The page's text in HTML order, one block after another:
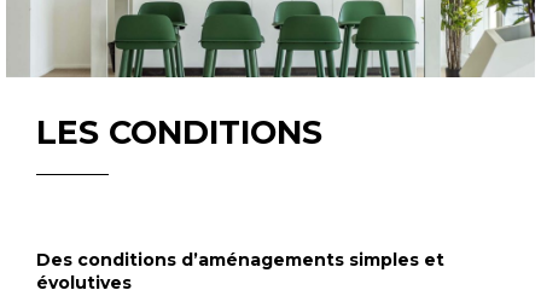
LES CONDITIONS
Des conditions d’aménagements simples et
évolutives